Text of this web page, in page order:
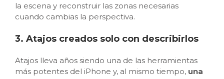
la escena y reconstruir las zonas necesarias
cuando cambias la perspectiva.
3. Atajos creados solo con describirlos
Atajos lleva años siendo una de las herramientas
más potentes del iPhone y, al mismo tiempo, una